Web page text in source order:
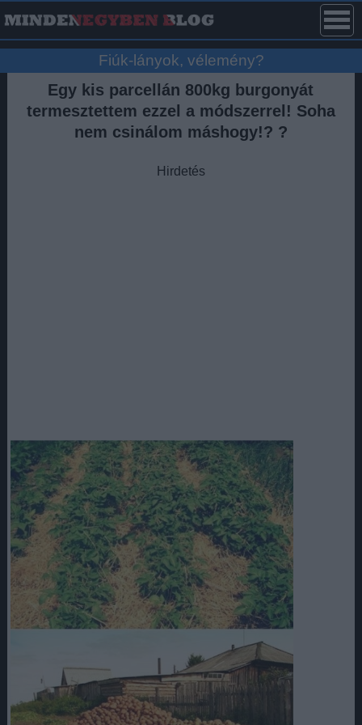
Fiúk-lányok, vélemény?
Egy kis parcellán 800kg burgonyát
termesztettem ezzel a módszerrel! Soha
nem csinálom máshogy!? ?
Hirdetés